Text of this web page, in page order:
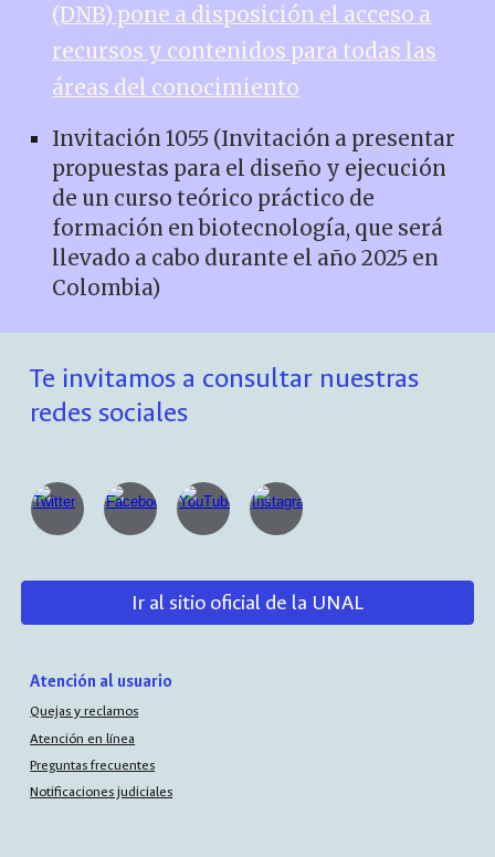
(DNB) pone a disposición el acceso a
recursos y contenidos para todas las
áreas del conocimiento
Invitación 1055 (Invitación a presentar
propuestas para el diseño y ejecución
de un curso teórico práctico de
formación en biotecnología, que será
llevado a cabo durante el año 2025 en
Colombia)
Te invitamos a consultar nuestras
redes sociales
Ir al sitio oficial de la UNAL
Atención al usuario
Quejas y reclamos
Atención en línea
Preguntas frecuentes
Notificaciones judiciales